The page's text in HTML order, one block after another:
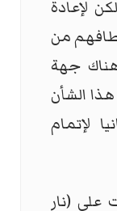
لإعادة
من
جهة
الشأن
لإتمام
على (نار